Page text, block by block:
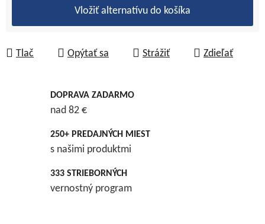
Vložiť alternatívu do košíka
Tlač Opýtať sa Strážiť Zdieľať
DOPRAVA ZADARMO
nad 82 €
250+ PREDAJNÝCH MIEST
s našimi produktmi
333 STRIEBORNÝCH
vernostný program